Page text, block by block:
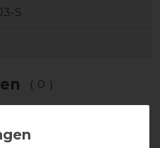
S
(0)